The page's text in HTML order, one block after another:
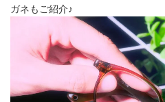
ガネもご紹介♪